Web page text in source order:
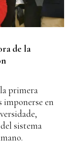
de la
primera
imponerse en
sistema